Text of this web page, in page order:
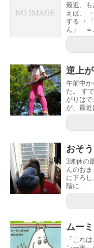
最近、も
えば、
する ・
ん」 ＝
逆上
午前中か
た。 す
がりは
が、最近
おそ
3連休の
んのお
に下ろ
階に...
ムー
「これ